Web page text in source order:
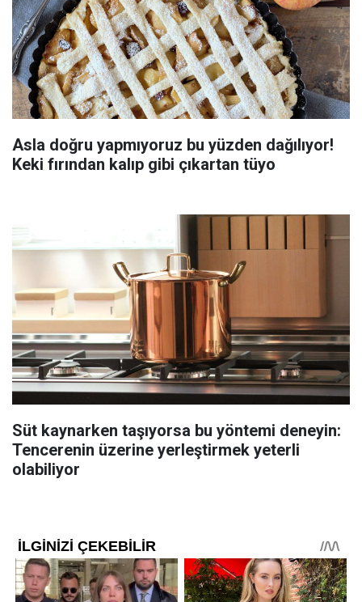
Asla doğru yapmıyoruz bu yüzden dağılıyor!
Keki fırından kalıp gibi çıkartan tüyo
Süt kaynarken taşıyorsa bu yöntemi deneyin:
Tencerenin üzerine yerleştirmek yeterli
olabiliyor